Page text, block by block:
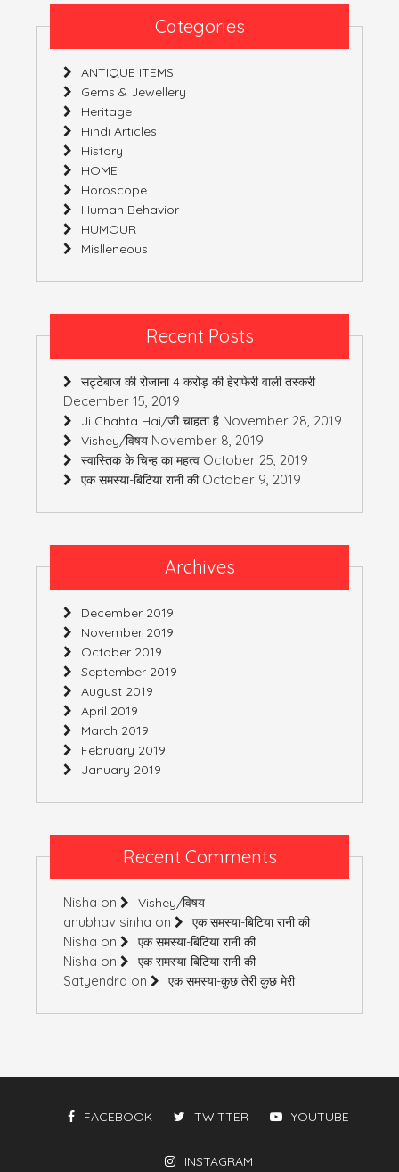
Categories
ANTIQUE ITEMS
Gems & Jewellery
Heritage
Hindi Articles
History
HOME
Horoscope
Human Behavior
HUMOUR
Mislleneous
Recent Posts
सट्टेबाज की रोजाना 4 करोड़ की हेराफेरी वाली तस्करी
December 15, 2019
Ji Chahta Hai/जी चाहता है November 28, 2019
Vishey/विषय November 8, 2019
स्वास्तिक के चिन्ह का महत्व October 25, 2019
एक समस्या-बिटिया रानी की October 9, 2019
Archives
December 2019
November 2019
October 2019
September 2019
August 2019
April 2019
March 2019
February 2019
January 2019
Recent Comments
Nisha on Vishey/विषय
anubhav sinha on एक समस्या-बिटिया रानी की
Nisha on एक समस्या-बिटिया रानी की
Nisha on एक समस्या-बिटिया रानी की
Satyendra on एक समस्या-कुछ तेरी कुछ मेरी
FACEBOOK TWITTER YOUTUBE
INSTAGRAM